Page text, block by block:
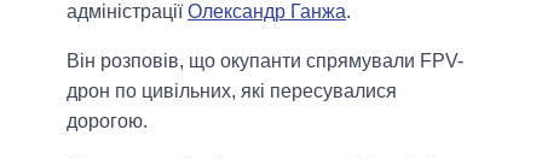
адміністраціїОлександр Ганжа.
Він розповів, що окупанти спрямували FPV-
дрон по цивільних, які пересувалися
дорогою.